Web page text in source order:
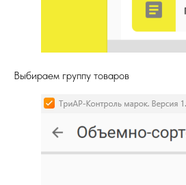
Выбираем группу товаров